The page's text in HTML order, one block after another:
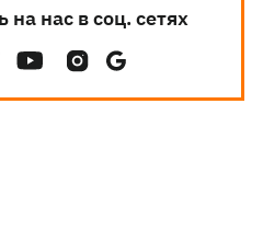
нас в соц. сетях